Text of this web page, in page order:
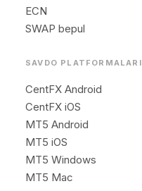
ECN
SWAP bepul
SAVDO PLATFORMALARI
CentFX Android
CentFX iOS
MT5 Android
MT5 iOS
MT5 Windows
MT5 Mac